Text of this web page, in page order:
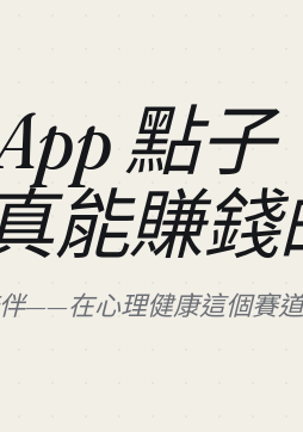
點
能賺錢
——在心理健康這個賽